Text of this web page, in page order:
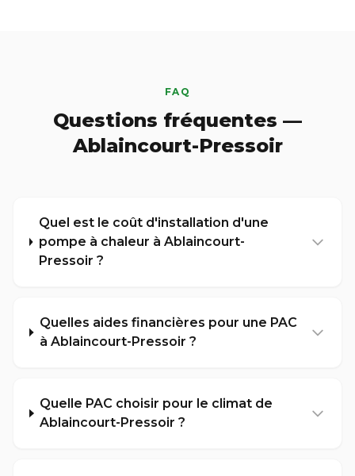
FAQ
Questions fréquentes —
Ablaincourt-Pressoir
Quel est le coût d'installation d'une
pompe à chaleur à Ablaincourt-
Pressoir ?
Quelles aides financières pour une PAC
à Ablaincourt-Pressoir ?
Quelle PAC choisir pour le climat de
Ablaincourt-Pressoir ?